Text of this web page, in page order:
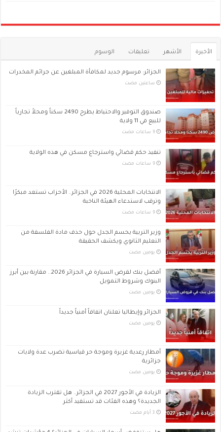
الأخيرة الأشهر تعليقات الوسوم
الجزائر: مرسوم جديد لمكافأة المبلغين عن جرائم المخدرات
‏ساعتين مضت
صندوق التوفير والاحتياط يطرح 2490 سكناً ومحلاً تجارياً
للبيع في 11 ولاية
‏9 ساعات مضت
تنفيذ حكم قضائي واسترجاع مسكن في هذه الولاية
‏9 ساعات مضت
الانتخابات المحلية 2026 في الجزائر.. الأحزاب تستعد مبكرًا
وترقب لاستدعاء الهيئة الناخبة
‏9 ساعات مضت
وزير التربية يحسم الجدل حول حذف مادة الفلسفة من
التعليم الثانوي ويكشف الحقيقة
‏يومين مضت
أفضل بنك لقرض السيارة في الجزائر 2026.. مقارنة بين أبرز
البنوك وشروط التمويل
‏يومين مضت
الجزائر وإيطاليا تعلنان اتفاقاً أمنياً جديداً
‏يومين مضت
أمطار رعدية غزيرة وموجة حر قياسية تضرب عدة ولايات
جزائرية
‏يومين مضت
الزيادة في الأجور 2027 في الجزائر.. هل تقترب الزيادة
الجديدة؟ وهذه الفئات قد تستفيد أكثر